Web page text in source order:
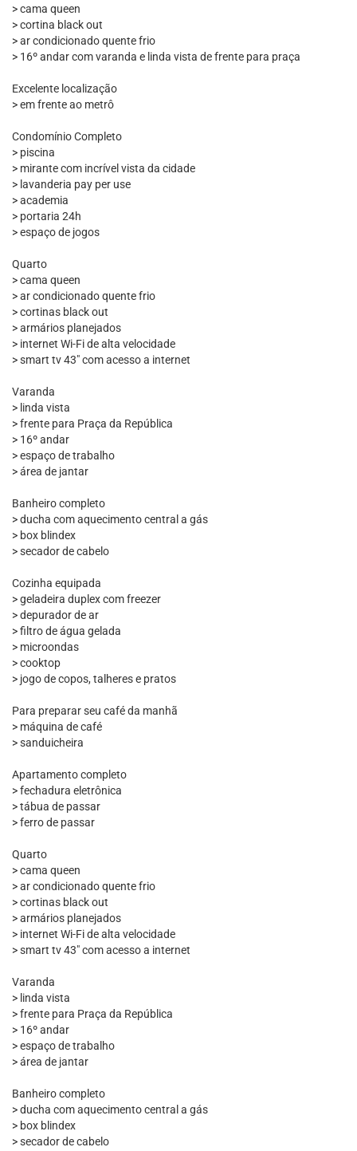
> cama queen
> cortina black out
> ar condicionado quente frio
> 16º andar com varanda e linda vista de frente para praça
Excelente localização
> em frente ao metrô
Condomínio Completo
> piscina
> mirante com incrível vista da cidade
> lavanderia pay per use
> academia
> portaria 24h
> espaço de jogos
Quarto
> cama queen
> ar condicionado quente frio
> cortinas black out
> armários planejados
> internet Wi-Fi de alta velocidade
> smart tv 43" com acesso a internet
Varanda
> linda vista
> frente para Praça da República
> 16º andar
> espaço de trabalho
> área de jantar
Banheiro completo
> ducha com aquecimento central a gás
> box blindex
> secador de cabelo
Cozinha equipada
> geladeira duplex com freezer
> depurador de ar
> filtro de água gelada
> microondas
> cooktop
> jogo de copos, talheres e pratos
Para preparar seu café da manhã
> máquina de café
> sanduicheira
Apartamento completo
> fechadura eletrônica
> tábua de passar
> ferro de passar
Quarto
> cama queen
> ar condicionado quente frio
> cortinas black out
> armários planejados
> internet Wi-Fi de alta velocidade
> smart tv 43" com acesso a internet
Varanda
> linda vista
> frente para Praça da República
> 16º andar
> espaço de trabalho
> área de jantar
Banheiro completo
> ducha com aquecimento central a gás
> box blindex
> secador de cabelo